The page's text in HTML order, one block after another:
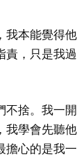
我本能覺得他
責，只是我過
不捨。我一開
我學會先聽他
擔心的是我一